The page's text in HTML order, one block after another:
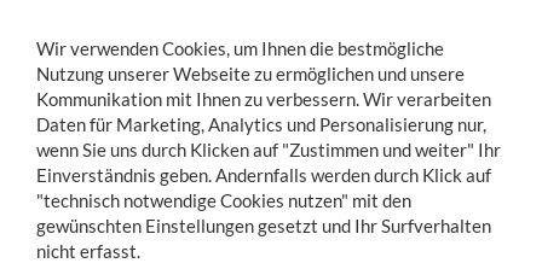
Toggle
navigation
MENÜ KONTO WARENKORB
Sie sind hier: Betriebseinrichtung Ordnungssysteme
Wir verwenden Cookies, um Ihnen die bestmögliche
Nutzung unserer Webseite zu ermöglichen und unsere
Kommunikation mit Ihnen zu verbessern. Wir verarbeiten
Daten für Marketing, Analytics und Personalisierung nur,
wenn Sie uns durch Klicken auf "Zustimmen und weiter" Ihr
Einverständnis geben. Andernfalls werden durch Klick auf
"technisch notwendige Cookies nutzen" mit den
gewünschten Einstellungen gesetzt und Ihr Surfverhalten
nicht erfasst.